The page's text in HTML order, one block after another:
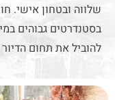
שלווה ובטחון אישי.
בסטנדרטים גבוהים
להוביל את תחום הדיור